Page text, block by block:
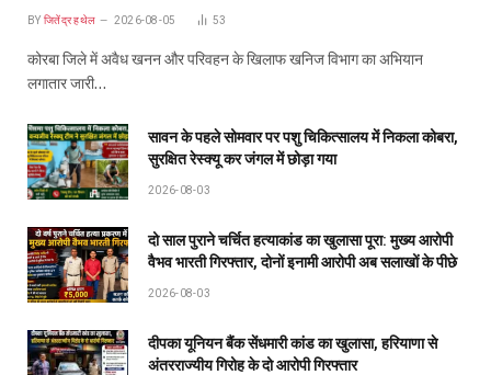
BY जितेंद्र हथेल 2026-08-05 53
कोरबा जिले में अवैध खनन और परिवहन के खिलाफ खनिज विभाग का अभियान
लगातार जारी…
सावन के पहले सोमवार पर पशु चिकित्सालय में निकला कोबरा,
सुरक्षित रेस्क्यू कर जंगल में छोड़ा गया
2026-08-03
दो साल पुराने चर्चित हत्याकांड का खुलासा पूरा: मुख्य आरोपी
वैभव भारती गिरफ्तार, दोनों इनामी आरोपी अब सलाखों के पीछे
2026-08-03
दीपका यूनियन बैंक सेंधमारी कांड का खुलासा, हरियाणा से
अंतरराज्यीय गिरोह के दो आरोपी गिरफ्तार